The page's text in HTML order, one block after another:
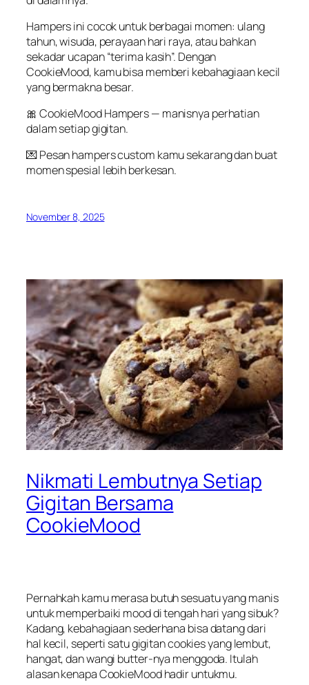
Hampersinicocokuntukberbagai momen: ulang
tahun,wisuda, perayaanhari raya,ataubahkan
sekadarucapan“terima kasih”. Dengan
CookieMood, kamubisa memberi kebahagiaankecil
yangbermakna besar.
🎀 CookieMoodHampers— manisnya perhatian
dalamsetiapgigitan.
💌Pesanhampers custom kamusekarangdanbuat
momenspesial lebihberkesan.
November 8, 2025
Nikmati Lembutnya Setiap
Gigitan Bersama
CookieMood
Pernahkahkamumerasa butuhsesuatuyangmanis
untukmemperbaiki mood ditengahhariyangsibuk?
Kadang, kebahagiaansederhana bisadatangdari
hal kecil, seperti satugigitancookies yanglembut,
hangat, danwangi butter-nya menggoda. Itulah
alasankenapaCookieMoodhadiruntukmu.